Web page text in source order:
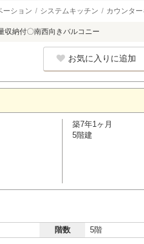
ーション システムキッチン カウンタ
収納付〇南西向きバルコニー
お気に入りに追加
築7年1ヶ月
5階建
階数 5階